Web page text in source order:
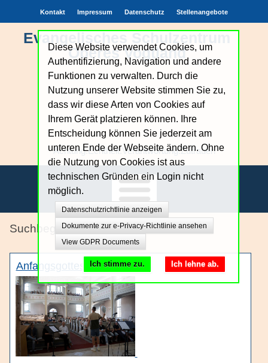
Evangelisches Schulzentrum
Oberes Vogtland
Achtung.Echtheit.Verantwortung.Zutrauen
Kontakt Impressum Datenschutz Stellenangebote
Unsere Schule
Bildungsangebote
Schulgemeinschaft
Schulorganisation
Schule und Glauben
Anfangsgottesdienst
Diese Website verwendet Cookies, um
Authentifizierung, Navigation und andere
Funktionen zu verwalten. Durch die
Nutzung unserer Website stimmen Sie zu,
dass wir diese Arten von Cookies auf
Ihrem Gerät platzieren können. Ihre
Entscheidung können Sie jederzeit am
unteren Ende der Webseite ändern. Ohne
die Nutzung von Cookies ist aus
technischen Gründen ein Login nicht
möglich.
Datenschutzrichtlinie anzeigen
Dokumente zur e-Privacy-Richtlinie ansehen
View GDPR Documents
Ich lehne ab.
Ich stimme zu.